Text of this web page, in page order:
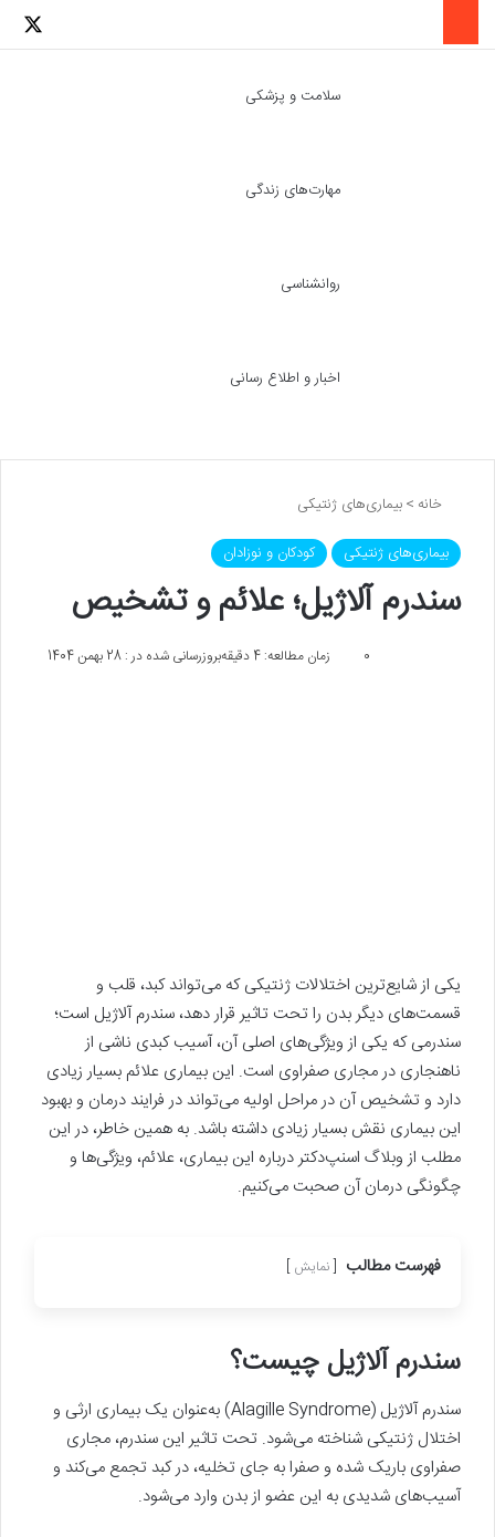
لینکدین
سلامت و پزشکی
مهارت‌های زندگی
روانشناسی
اخبار و اطلاع رسانی
خانه >بیماری‌های ژنتیکی
بیماری‌های ژنتیکی
کودکان و نوزادان
سندرم آلاژیل؛ علائم و تشخیص
بروزرسانی شده در : 28 بهمن 1404 0 زمان مطالعه: 4 دقیقه
یکی از شایع‎‌‌‌ترین اختلالات ژنتیکی که می‌تواند کبد، قلب و
قسمت‌های دیگر بدن را تحت تاثیر قرار دهد، سندرم آلاژیل است؛
سندرمی که یکی از ویژگی‌های اصلی آن، آسیب کبدی ناشی از
ناهنجاری در مجاری صفراوی است. این بیماری علائم بسیار زیادی
دارد و تشخیص آن در مراحل اولیه می‌تواند در فرایند درمان و بهبود
این بیماری نقش بسیار زیادی داشته باشد. به همین خاطر، در این
مطلب از وبلاگ اسنپ‌دکتر درباره این بیماری، علائم، ویژگی‌ها و
چگونگی درمان‌ آن صحبت می‌کنیم.
فهرست مطالب نمایش
سندرم آلاژیل چیست؟
سندرم آلاژیل (Alagille Syndrome) به‌عنوان یک بیماری ارثی و
اختلال ژنتیکی شناخته می‌شود. تحت تاثیر این سندرم، مجاری
صفراوی باریک شده و صفرا به جای تخلیه، در کبد تجمع می‌کند و
آسیب‌های شدیدی به این عضو از بدن وارد می‌شود.